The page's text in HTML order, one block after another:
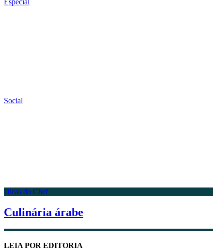
Social
Dicas do Chef
Culinária árabe
LEIA POR EDITORIA